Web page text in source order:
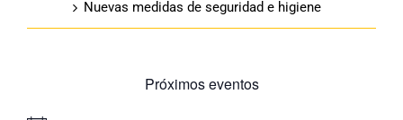
Nuevas medidas de seguridad e higiene
Próximos eventos